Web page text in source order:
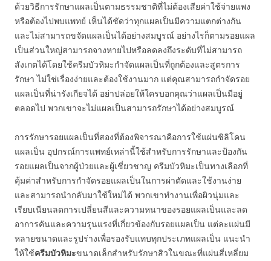
ด้วยวิธีการรักษาแผลเป็นตามธรรมชาติที่ไม่ต้องเสียค่าใช้จ่ายแพง
หรือต้องไปพบแพทย์ เห็นได้ชัดว่าทุกแผลเป็นมีความแตกต่างกัน
และไม่สามารถขจัดแผลเป็นได้อย่างสมบูรณ์ อย่างไรก็ตามรอยแผล
เป็นส่วนใหญ่สามารถจางหายไปหรือลดลงถึงระดับที่ไม่สามารถ
สังเกตได้โดยใช้ครีมบัวหิมะกำจัดแผลเป็นที่ถูกต้องและสูตรการ
รักษา ไม่ใช่เรื่องง่ายและต้องใช้งานมาก แต่คุณสามารถกำจัดรอย
แผลเป็นที่น่ารังเกียจได้ อย่าปล่อยให้ใครบอกคุณว่าแผลเป็นมีอยู่
ตลอดไป พวกเขาจะไม่แผลเป็นสามารถรักษาได้อย่างสมบูรณ์
การรักษารอยแผลเป็นที่สองที่ต้องพิจารณาคือการใช้แผ่นซิลิโคน
แผลเป็น อุปกรณ์การแพทย์เหล่านี้ใช้สำหรับการรักษาและป้องกัน
รอยแผลเป็นจากผู้ป่วยและผู้เชี่ยวชาญ ครีมบัวหิมะเป็นทางเลือกที่
คุ้มค่าสำหรับการกำจัดรอยแผลเป็นในการผ่าตัดและใช้งานง่าย
และสามารถนำกลับมาใช้ใหม่ได้ พวกเขาทำงานเพื่อผิวนุ่มและ
เรียบเนียนลดการเปลี่ยนสีและความหนาของรอยแผลเป็นและลด
อาการคันและความรุนแรงที่เกี่ยวข้องกับรอยแผลเป็น แต่ละแผ่นมี
หลายขนาดและรูปร่างเพื่อรองรับแทบทุกประเภทแผลเป็น แนะนำ
ให้ใช้ครีมบัวหิมะขนาดเล็กสำหรับรักษาสิวในขณะที่แผ่นสี่เหลี่ยม